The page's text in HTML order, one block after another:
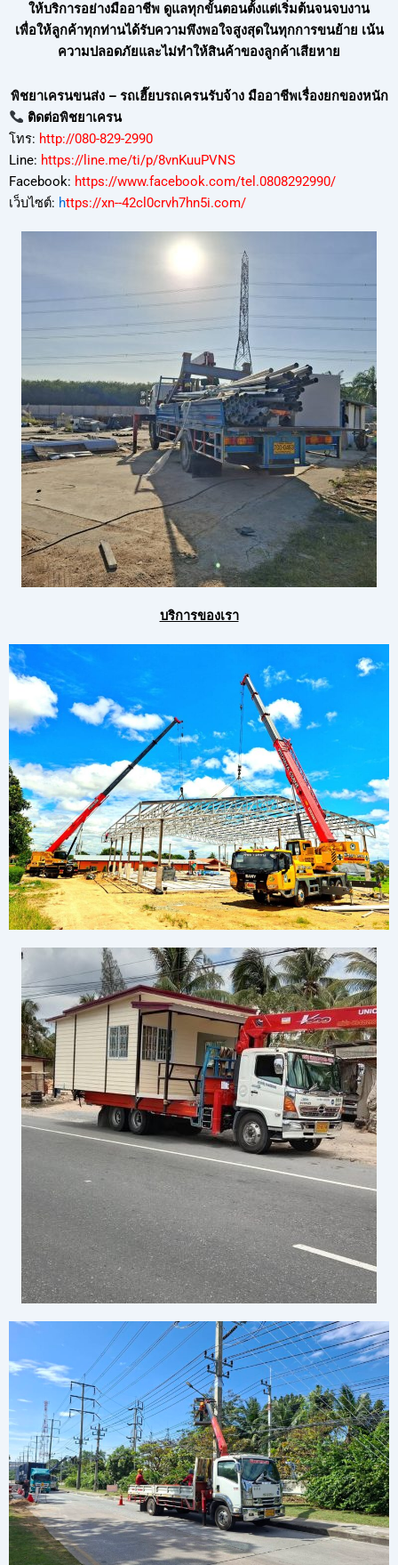
ให้บริการอย่างมืออาชีพ ดูแลทุกขั้นตอนตั้งแต่เริ่มต้นจนจบงาน
เพื่อให้ลูกค้าทุกท่านได้รับความพึงพอใจสูงสุดในทุกการขนย้าย เน้น
ความปลอดภัยและไม่ทำให้สินค้าของลูกค้าเสียหาย
พิชยาเครนขนส่ง – รถเฮี๊ยบรถเครนรับจ้าง มืออาชีพเรื่องยกของหนัก
ติดต่อพิชยาเครน
โทร: http://080-829-2990
Line: https://line.me/ti/p/8vnKuuPVNS
Facebook: https://www.facebook.com/tel.0808292990/
เว็บไซต์: https://xn--42cl0crvh7hn5i.com/
บริการของเรา